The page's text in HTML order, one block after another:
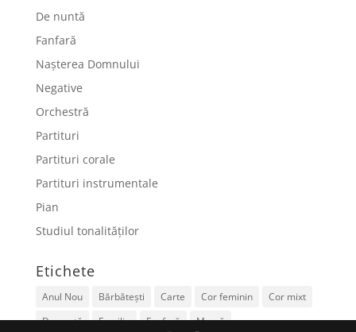
De nuntă
Fanfară
Nașterea Domnului
Negative
Orchestră
Partituri
Partituri corale
Partituri instrumentale
Pian
Studiul tonalităților
Etichete
Anul Nou Bărbătești Carte Cor feminin
Cor mixt
De nuntă
Familie Fanfară Mamă